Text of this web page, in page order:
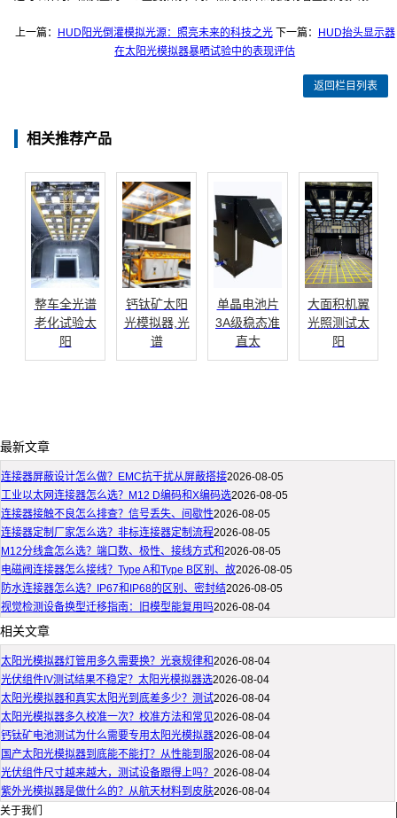
上一篇： HUD阳光倒灌模拟光源：照亮未来的科技之光下一篇：
HUD抬头显示器
在太阳光模拟器暴晒试验中的表现评估
返回栏目列表
相关推荐产品
整车全光谱
老化试验太
阳
钙钛矿太阳
光模拟器,光
谱
单晶电池片
3A级稳态准
直太
大面积机翼
光照测试太
阳
最新文章
连接器屏蔽设计怎么做？EMC抗干扰从屏蔽搭接2026-08-05
工业以太网连接器怎么选？M12 D编码和X编码选2026-08-05
连接器接触不良怎么排查？信号丢失、间歇性2026-08-05
连接器定制厂家怎么选？非标连接器定制流程2026-08-05
M12分线盒怎么选？端口数、极性、接线方式和2026-08-05
电磁阀连接器怎么接线？Type A和Type B区别、故2026-08-05
防水连接器怎么选？IP67和IP68的区别、密封结2026-08-05
视觉检测设备换型迁移指南：旧模型能复用吗2026-08-04
相关文章
太阳光模拟器灯管用多久需要换？光衰规律和2026-08-04
光伏组件IV测试结果不稳定？太阳光模拟器选2026-08-04
太阳光模拟器和真实太阳光到底差多少？测试2026-08-04
太阳光模拟器多久校准一次？校准方法和常见2026-08-04
钙钛矿电池测试为什么需要专用太阳光模拟器2026-08-04
国产太阳光模拟器到底能不能打？从性能到服2026-08-04
光伏组件尺寸越来越大，测试设备跟得上吗？ 2026-08-04
紫外光模拟器是做什么的？从航天材料到皮肤2026-08-04
关于我们